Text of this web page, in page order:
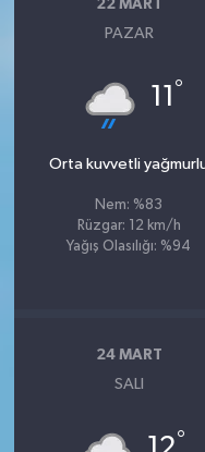
22 MART
PAZAR
11 °
Orta kuvvetli
Nem: %83
Rüzgar: 12 km/h
Yağış Olasılığı: %94
24 MART
SALI
°